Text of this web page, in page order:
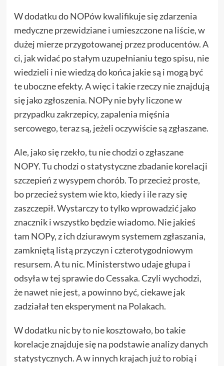
W dodatku do NOPów kwalifikuje się zdarzenia
medyczne przewidziane i umieszczone na liście, w
dużej mierze przygotowanej przez producentów. A
ci, jak widać po stałym uzupełnianiu tego spisu, nie
wiedzieli i nie wiedzą do końca jakie są i mogą być
te uboczne efekty. A więc i takie rzeczy nie znajdują
się jako zgłoszenia. NOPy nie były liczone w
przypadku zakrzepicy, zapalenia mięśnia
sercowego, teraz są, jeżeli oczywiście są zgłaszane.
Ale, jako się rzekło, tu nie chodzi o zgłaszane
NOPY. Tu chodzi o statystyczne zbadanie korelacji
szczepień z wysypem chorób. To przecież proste,
bo przecież system wie kto, kiedy i ile razy się
zaszczepił. Wystarczy to tylko wprowadzić jako
znacznik i wszystko będzie wiadomo. Nie jakieś
tam NOPy, z ich dziurawym systemem zgłaszania,
zamkniętą listą przyczyn i czterotygodniowym
resursem. A tu nic. Ministerstwo udaje głupa i
odsyła w tej sprawie do Cessaka. Czyli wychodzi,
że nawet nie jest, a powinno być, ciekawe jak
zadziałał ten eksperyment na Polakach.
W dodatku nic by to nie kosztowało, bo takie
korelacje znajduje się na podstawie analizy danych
statystycznych. A w innych krajach już to robią i